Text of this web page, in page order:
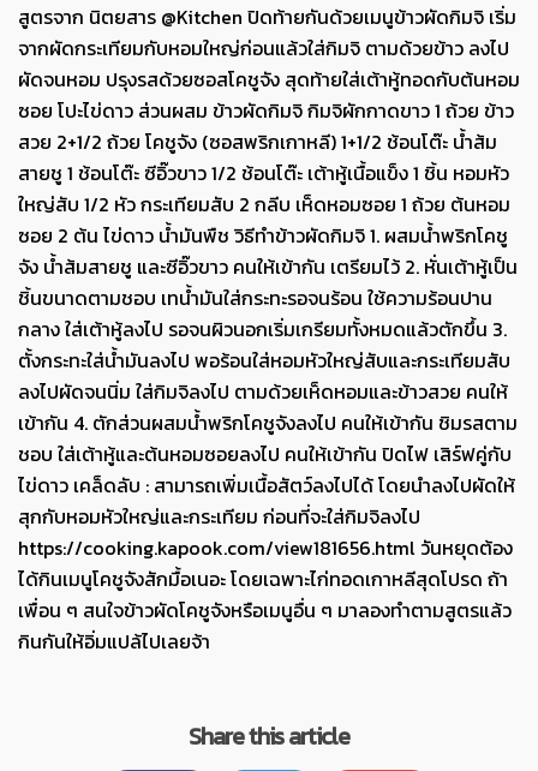
สูตรจาก นิตยสาร @Kitchen ปิดท้ายกันด้วยเมนูข้าวผัดกิมจิ เริ่ม
จากผัดกระเทียมกับหอมใหญ่ก่อนแล้วใส่กิมจิ ตามด้วยข้าว ลงไป
ผัดจนหอม ปรุงรสด้วยซอสโคชูจัง สุดท้ายใส่เต้าหู้ทอดกับต้นหอม
ซอย โปะไข่ดาว ส่วนผสม ข้าวผัดกิมจิ กิมจิผักกาดขาว 1 ถ้วย ข้าว
สวย 2+1/2 ถ้วย โคชูจัง (ซอสพริกเกาหลี) 1+1/2 ช้อนโต๊ะ น้ำส้ม
สายชู 1 ช้อนโต๊ะ ซีอิ๊วขาว 1/2 ช้อนโต๊ะ เต้าหู้เนื้อแข็ง 1 ชิ้น หอมหัว
ใหญ่สับ 1/2 หัว กระเทียมสับ 2 กลีบ เห็ดหอมซอย 1 ถ้วย ต้นหอม
ซอย 2 ต้น ไข่ดาว น้ำมันพืช วิธีทำข้าวผัดกิมจิ 1. ผสมน้ำพริกโคชู
จัง น้ำส้มสายชู และซีอิ๊วขาว คนให้เข้ากัน เตรียมไว้ 2. หั่นเต้าหู้เป็น
ชิ้นขนาดตามชอบ เทน้ำมันใส่กระทะรอจนร้อน ใช้ความร้อนปาน
กลาง ใส่เต้าหู้ลงไป รอจนผิวนอกเริ่มเกรียมทั้งหมดแล้วตักขึ้น 3.
ตั้งกระทะใส่น้ำมันลงไป พอร้อนใส่หอมหัวใหญ่สับและกระเทียมสับ
ลงไปผัดจนนิ่ม ใส่กิมจิลงไป ตามด้วยเห็ดหอมและข้าวสวย คนให้
เข้ากัน 4. ตักส่วนผสมน้ำพริกโคชูจังลงไป คนให้เข้ากัน ชิมรสตาม
ชอบ ใส่เต้าหู้และต้นหอมซอยลงไป คนให้เข้ากัน ปิดไฟ เสิร์ฟคู่กับ
ไข่ดาว เคล็ดลับ : สามารถเพิ่มเนื้อสัตว์ลงไปได้ โดยนำลงไปผัดให้
สุกกับหอมหัวใหญ่และกระเทียม ก่อนที่จะใส่กิมจิลงไป
https://cooking.kapook.com/view181656.html วันหยุดต้อง
ได้กินเมนูโคชูจังสักมื้อเนอะ โดยเฉพาะไก่ทอดเกาหลีสุดโปรด ถ้า
เพื่อน ๆ สนใจข้าวผัดโคชูจังหรือเมนูอื่น ๆ มาลองทำตามสูตรแล้ว
กินกันให้อิ่มแปล้ไปเลยจ้า
Share this article